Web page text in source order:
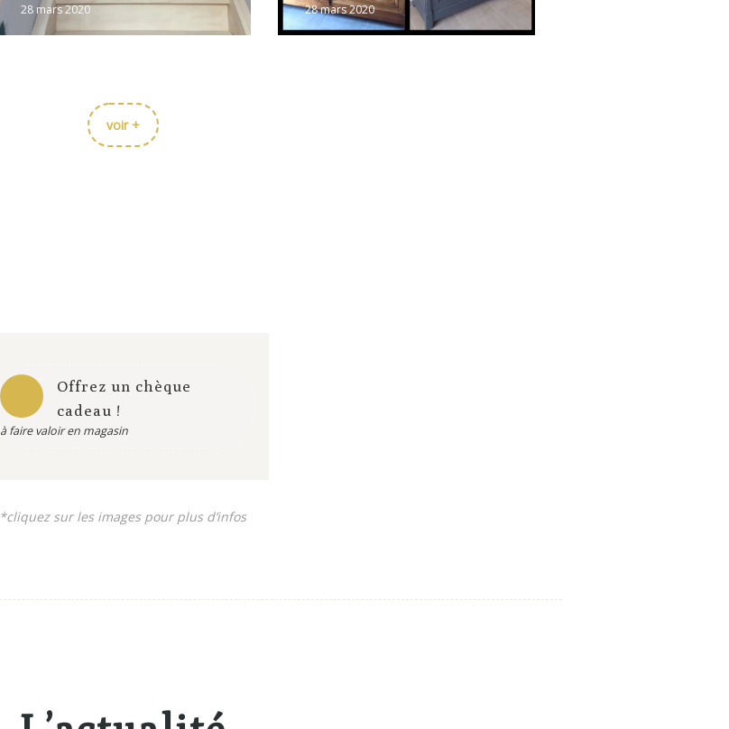
28 mars 2020 28 mars 2020
voir +
Offrez un chèque
cadeau !
à faire valoir en magasin
*cliquez sur les images pour plus d’infos